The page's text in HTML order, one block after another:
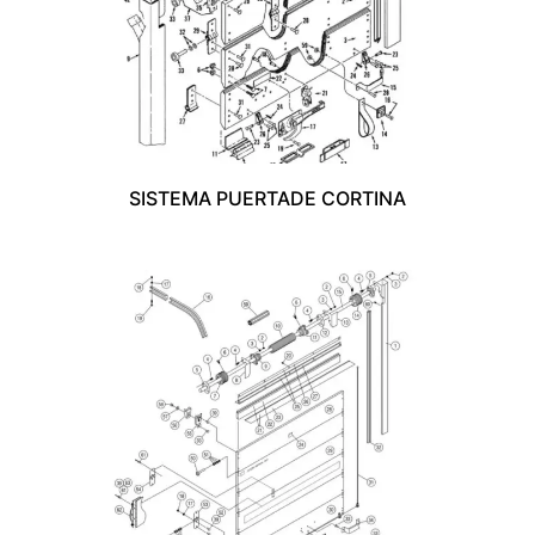
SISTEMA PUERTADE CORTINA